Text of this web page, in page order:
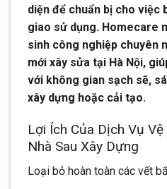
diện để chuẩn bị cho việc
giao sử dụng. Homecare
sinh công nghiệp chuyên
mới xây sửa tại Hà Nội,
với không gian sạch sẽ,
xây dựng hoặc cải tạo.
Lợi Ích Của Dịch Vụ
Nhà Sau Xây Dựng
Loại bỏ hoàn toàn các vết